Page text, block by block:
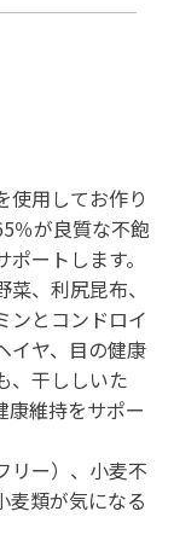
使用してお作り
％が良質な不飽
ートします。
、利尻昆布、
ンとコンドロイ
イヤ、目の健康
、干ししいた
康維持をサポー
リー）、小麦不
麦類が気になる